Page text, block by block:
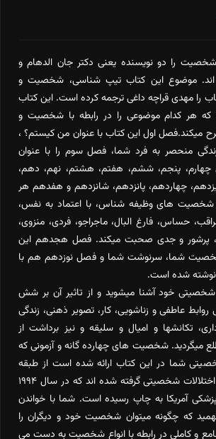
را دو نویسنده یعنی دکتر جان الدهام و
اند. موضوع این کتاب تیپ شناسی، شخصیت و
را مهدی قراچه داغی ترجمه کرده است. این کتاب
است که هر کدام موضوعی را در رابطه با شخصیت و
اول این کتاب با عنوان من کیستم؟ ،
منحصر به فرد شما، فصل سوم را با عنوان
پنجم، ششم، هفتم، هشتم، نهم، دهم،
چهاردهم، پانزدهم، شانزدهم و هفدهم هر
شخصیت های وظیفه شناس، با اعتماد به نفس،
حساس، فارغ البال، ماجراجو، فردی، منزوی،
پرشور و جدی صحبت میکند. فصل هجدهم این
شما، سرنوشت شما و فصل نوزدهم هم با
نوشته شده است.
شخصیتی خود آشنا میشوید و از تاثیر آن بر شش
روابط عاطفی و زناشویی، کار، تصویر ذهنی، زندگی
تکانشها و امیال و سلیقه و نیز برداشت از
میگردید. شخصیت های چهارده گانه و آزمونی که
شما در این کتاب ارائه شده است از طبقه
بندی به قولی انقلابی اختلالات شخصیتی گرفته شده اند که در سال ۱۹۹۴
آمریکا به چاپ رسیده است. شما با خواندن
که چگونه میتوان شخصیت خود و دیگران را
و کاملی در رابطه با انواع شخصیت به دست می